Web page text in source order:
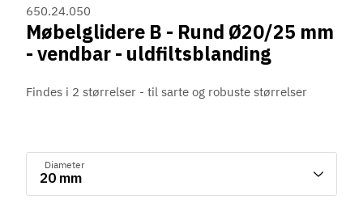
650.24.050
Møbelglidere B - Rund Ø20/25 mm
- vendbar - uldfiltsblanding
Findes i 2 størrelser - til sarte og robuste størrelser
Diameter